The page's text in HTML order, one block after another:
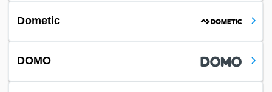
Dometic
DOMO